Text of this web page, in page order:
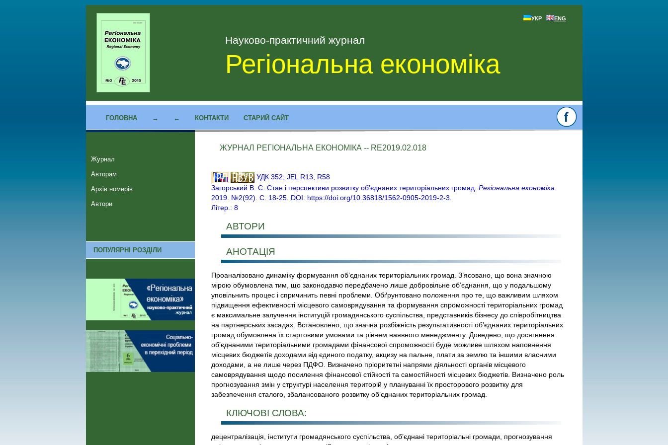
Науково-практичний журнал
УКР ENG
Регіональна економіка
ГОЛОВНА → ← КОНТАКТИ СТАРИЙ САЙТ
Журнал
Авторам
Архів номерів
Автори
ПОПУЛЯРНІ РОЗДІЛИ
ЖУРНАЛ РЕГІОНАЛЬНА ЕКОНОМІКА -- RE2019.02.018
УДК 352; JEL R13, R58
Загорський В. С. Стан і перспективи розвитку об’єднаних територіальних громад. Регіональна економіка.
2019. №2(92). С. 18-25. DOI: https://doi.org/10.36818/1562-0905-2019-2-3.
Літер.: 8
АВТОРИ
АНОТАЦІЯ
Проаналізовано динаміку формування об’єднаних територіальних громад. З’ясовано, що вона значною
мірою обумовлена тим, що законодавчо передбачено лише добровільне об’єднання, що у подальшому
уповільнить процес і спричинить певні проблеми. Обґрунтовано положення про те, що важливим шляхом
підвищення ефективності місцевого самоврядування та формування спроможності територіальних громад
є максимальне залучення інституцій громадянського суспільства, представників бізнесу до співробітництва
на партнерських засадах. Встановлено, що значна розбіжність результативності об’єднаних територіальних
громад обумовлена їх стартовими умовами та рівнем наявного менеджменту. Доведено, що досягнення
об’єднаними територіальними громадами фінансової спроможності буде можливе шляхом наповнення
місцевих бюджетів доходами від єдиного податку, акцизу на пальне, плати за землю та іншими власними
доходами, а не лише через ПДФО. Визначено пріоритетні напрями діяльності органів місцевого
самоврядування щодо посилення фінансової стійкості та самостійності місцевих бюджетів. Визначено роль
прогнозування змін у структурі населення територій у плануванні їх просторового розвитку для
забезпечення сталого, збалансованого розвитку об’єднаних територіальних громад.
КЛЮЧОВІ СЛОВА:
децентралізація, інститути громадянського суспільства, об’єднані територіальні громади, прогнозування